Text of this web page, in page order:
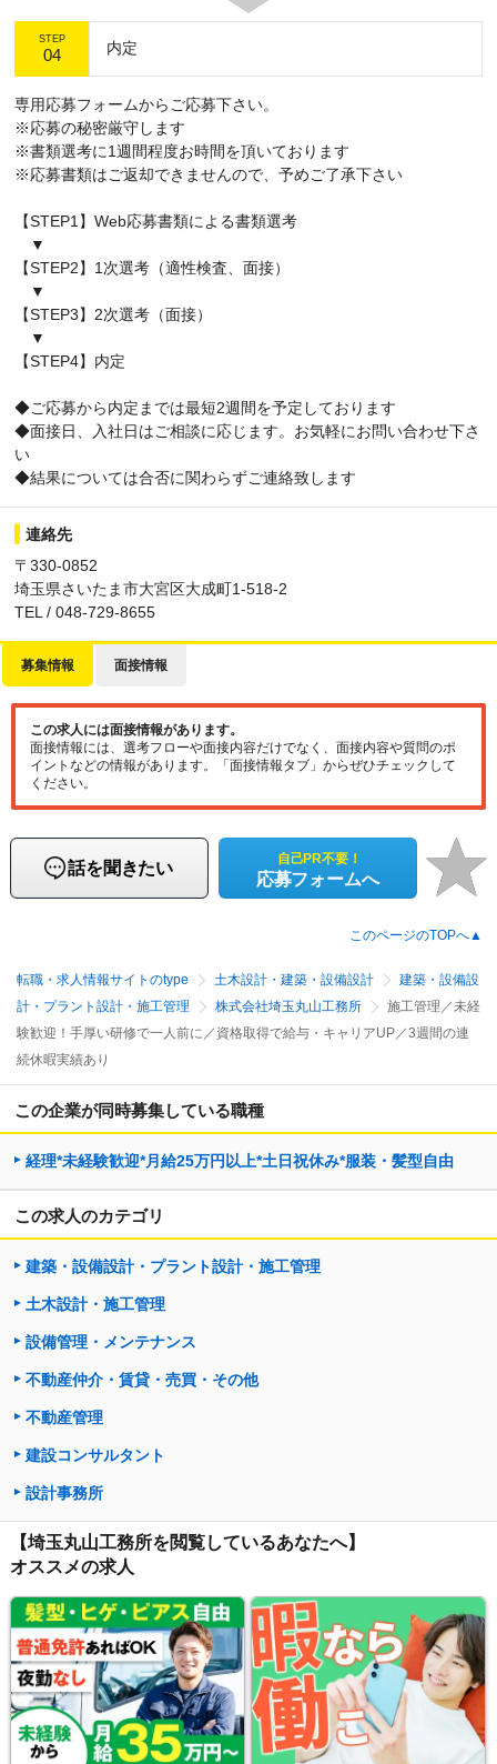
STEP
04 内定
専用応募フォームからご応募下さい。
※応募の秘密厳守します
※書類選考に1週間程度お時間を頂いております
※応募書類はご返却できませんので、予めご了承下さい
【STEP1】Web応募書類による書類選考
▼
【STEP2】1次選考（適性検査、面接）
▼
【STEP3】2次選考（面接）
▼
【STEP4】内定
◆ご応募から内定までは最短2週間を予定しております
◆面接日、入社日はご相談に応じます。お気軽にお問い合わせ下さ
い
◆結果については合否に関わらずご連絡致します
連絡先
〒330-0852
埼玉県さいたま市大宮区大成町1-518-2
TEL / 048-729-8655
募集情報 面接情報
この求人には面接情報があります。
面接情報には、選考フローや面接内容だけでなく、面接内容や質問のポ
イントなどの情報があります。「面接情報タブ」からぜひチェックして
ください。
話を聞きたい 自己PR不要！
応募フォームへ
このページのTOPへ▲
転職・求人情報サイトのtype 土木設計・建築・設備設計
建築・設備設
計・プラント設計・施工管理
株式会社埼玉丸山工務所
施工管理／未経
験歓迎！手厚い研修で一人前に／資格取得で給与・キャリアUP／3週間の連
続休暇実績あり
この企業が同時募集している職種
経理*未経験歓迎*月給25万円以上*土日祝休み*服装・髪型自由
この求人のカテゴリ
建築・設備設計・プラント設計・施工管理
土木設計・施工管理
設備管理・メンテナンス
不動産仲介・賃貸・売買・その他
不動産管理
建設コンサルタント
設計事務所
【埼玉丸山工務所を閲覧しているあなたへ】
オススメの求人